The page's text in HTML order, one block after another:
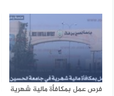
فرص عمل بمكافأة مالية شهرية